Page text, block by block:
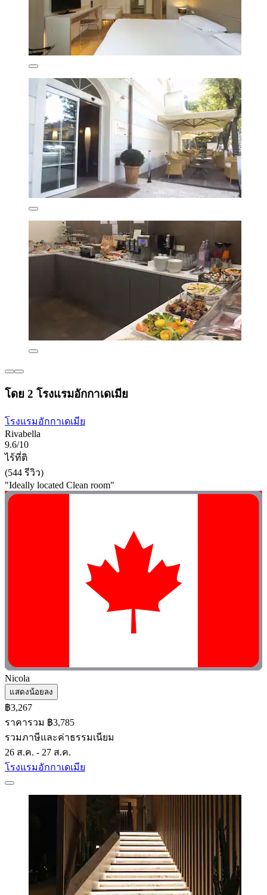
โดย 2 โรงแรมอักกาเดเมีย
โรงแรมอักกาเดเมีย
Rivabella
9.6/10
ไร้ที่ติ
(544 รีวิว)
"Ideally located Clean room"
Nicola
แสดงน้อยลง
฿3,267
ราคารวม ฿3,785
รวมภาษีและค่าธรรมเนียม
26 ส.ค. - 27 ส.ค.
โรงแรมอักกาเดเมีย